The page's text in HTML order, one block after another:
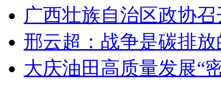
广西壮族自治区政协
邢云超：战争是碳排
大庆油田高质量发展“